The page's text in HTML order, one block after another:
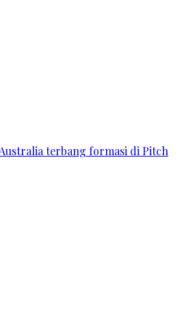
terbang formasi di Pitch